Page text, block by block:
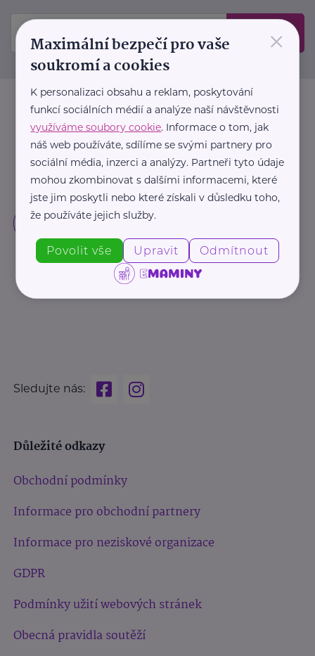
Odeslat
Sledujte nás:
Důležité odkazy
Obchodní podmínky
Informace pro obchodní partnery
Informace pro neziskové organizace
GDPR
Podmínky užití webových stránek
Obecná pravidla soutěží
×
Maximální bezpečí pro vaše
soukromí a cookies
K personalizaci obsahu a reklam, poskytování
funkcí sociálních médií a analýze naší návštěvnosti
využíváme soubory cookie. Informace o tom, jak
náš web používáte, sdílíme se svými partnery pro
sociální média, inzerci a analýzy. Partneři tyto údaje
mohou zkombinovat s dalšími informacemi, které
jste jim poskytli nebo které získali v důsledku toho,
že používáte jejich služby.
Povolit vše Upravit Odmítnout